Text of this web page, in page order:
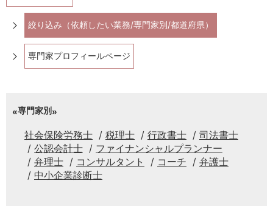
絞り込み（依頼したい業務/専門家別/都道府県）
専門家プロフィールページ
専門家別
社会保険労務士 税理士 行政書士
司法書士
公認会計士
ファイナンシャルプランナー
弁理士
コンサルタント コーチ
弁護士
中小企業診断士